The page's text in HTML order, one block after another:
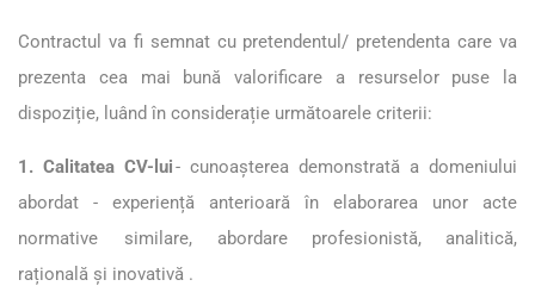
Contractul va fi semnat cu pretendentul/ pretendenta care va
prezenta cea mai bună valorificare a resurselor puse la
dispoziție, luând în considerație următoarele criterii:
1. Calitatea CV-lui- cunoașterea demonstrată a domeniului
abordat - experiență anterioară în elaborarea unor acte
normative similare, abordare profesionistă, analitică,
rațională şi inovativă .